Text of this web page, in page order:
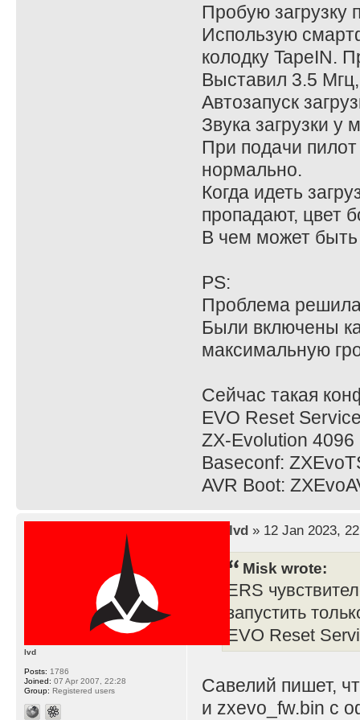
Пробую загрузку
Использую
колодку TapeIN.
Выставил 3.5
Автозапуск
Звука загрузки у
При подачи
нормально.
Когда идеть
пропадают, цвет
В чем может
PS:
Проблема
Были включены
максимальную
Сейчас такая
EVO Reset
ZX-Evolution 4096
Baseconf:
AVR Boot:
lvd» 12 Jan 2023,
Misk wrote:
ERS
запустить
EVO Reset
Савелий пишет,
и zxevo_fw.bin с
lvd
Posts: 1786
Joined: 07 Apr 2007, 22:28
Group: Registered users